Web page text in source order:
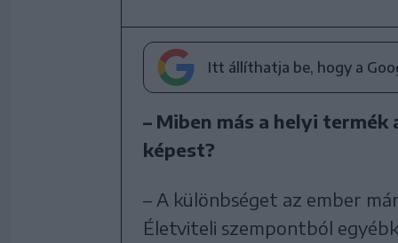
Itt állíthatja be, hogy a
– Miben más a helyi
képest?
– A különbséget az ember
Életviteli szempontból